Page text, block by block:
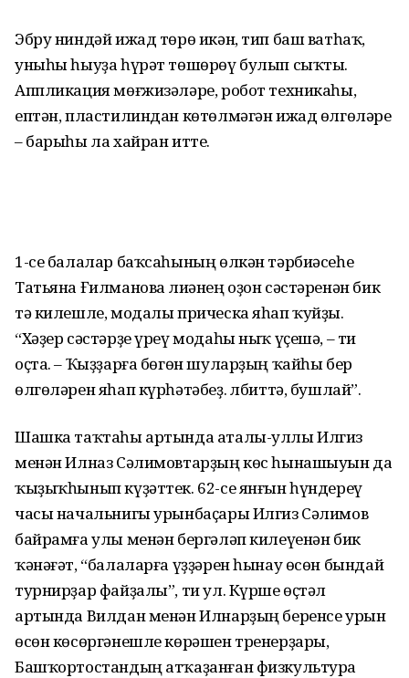
Эбру ниндәй ижад төрө икән, тип баш ватһаҡ,
уныһы һыуҙа һүрәт төшөрөү булып сыҡты.
Аппликация мөғжизәләре, робот техникаһы,
ептән, пластилиндан көтөлмәгән ижад өлгөләре
– барыһы ла хайран итте.
1-се балалар баҡсаһының өлкән тәрбиәсеһе
Татьяна Ғилманова Әлиәнең оҙон сәстәренән бик
тә килешле, модалы прическа яһап ҡуйҙы.
“Хәҙер сәстәрҙе үреү модаһы ныҡ үҫешә, – ти
оҫта. – Ҡыҙҙарға бөгөн шуларҙың ҡайһы бер
өлгөләрен яһап күрһәтәбеҙ. Әлбиттә, бушлай”.
Шашка таҡтаһы артында аталы-уллы Илгиз
менән Илназ Сәлимовтарҙың көс һынашыуын да
ҡыҙыҡһынып күҙәттек. 62-се янғын һүндереү
часы начальнигы урынбаҫары Илгиз Сәлимов
байрамға улы менән бергәләп килеүенән бик
ҡәнәғәт, “балаларға үҙҙәрен һынау өсөн бындай
турнирҙар файҙалы”, ти ул. Күрше өҫтәл
артында Вилдан менән Илнарҙың беренсе урын
өсөн көсөргәнешле көрәшен тренер­ҙары,
Башҡортостандың атҡа­ҙанған физкультура